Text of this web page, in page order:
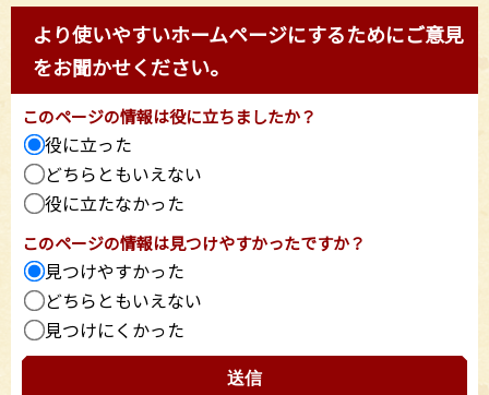
より使いやすいホームページにするためにご意見
をお聞かせください。
このページの情報は役に立ちましたか？
役に立った
どちらともいえない
役に立たなかった
このページの情報は見つけやすかったですか？
見つけやすかった
どちらともいえない
見つけにくかった